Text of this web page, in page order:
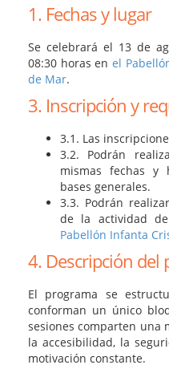
1. Fechas y lugar
Se celebrará el 13 de
08:30 horas en el
de Mar.
3. Inscripción y
3.1. Las
3.2. Podrán
mismas fechas y
bases generales.
3.3. Podrán
de la actividad
Pabellón Infanta
4. Descripción del
El programa se
conforman un único
sesiones comparten una
la accesibilidad, la
motivación constante.